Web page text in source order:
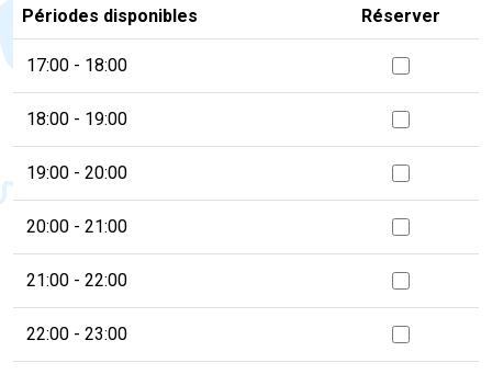
Périodes disponibles Réserver
17:00 - 18:00
18:00 - 19:00
19:00 - 20:00
20:00 - 21:00
21:00 - 22:00
22:00 - 23:00